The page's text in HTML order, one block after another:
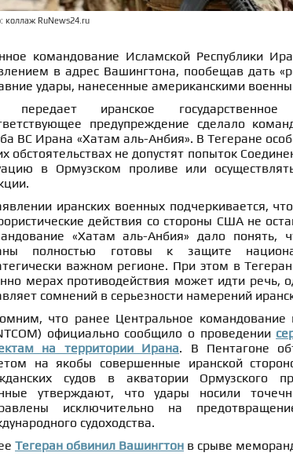
коллаж RuNews24.ru
командование Исламской Республики
в адрес Вашингтона, пообещав дать
удары, нанесенные американскими
передает иранское государственное
предупреждение сделало
ВС Ирана «Хатам аль-Анбия». В Тегеране
обстоятельствах не допустят попыток
в Ормузском проливе или
иранских военных подчеркивается,
действия со стороны США не
«Хатам аль-Анбия» дало понять,
полностью готовы к защите
важном регионе. При этом в
мерах противодействия может идти речь,
сомнений в серьезности намерений
что ранее Центральное
официально сообщило о проведении
на территории Ирана. В Пентагоне
на якобы совершенные иранской
судов в акватории Ормузского
утверждают, что удары носили
исключительно на
судоходства.
Тегеран обвинил Вашингтон в срыве